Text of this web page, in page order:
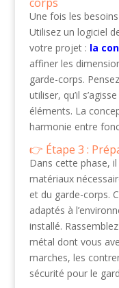
Une fois les
Utilisez un logiciel
votre projet : la
affiner les
garde-corps.
utiliser, qu’il
éléments. La
harmonie entre
Étape 3 :
Dans cette phase,
matériaux
et du garde-corps.
adaptés à
installé.
métal dont vous
marches, les
sécurité pour le